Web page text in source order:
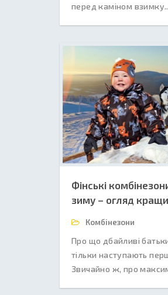
перед каміном
Фінські
зиму – огляд
Комбінезони
Про що дбайливі
тільки наступають
Звичайно ж, про